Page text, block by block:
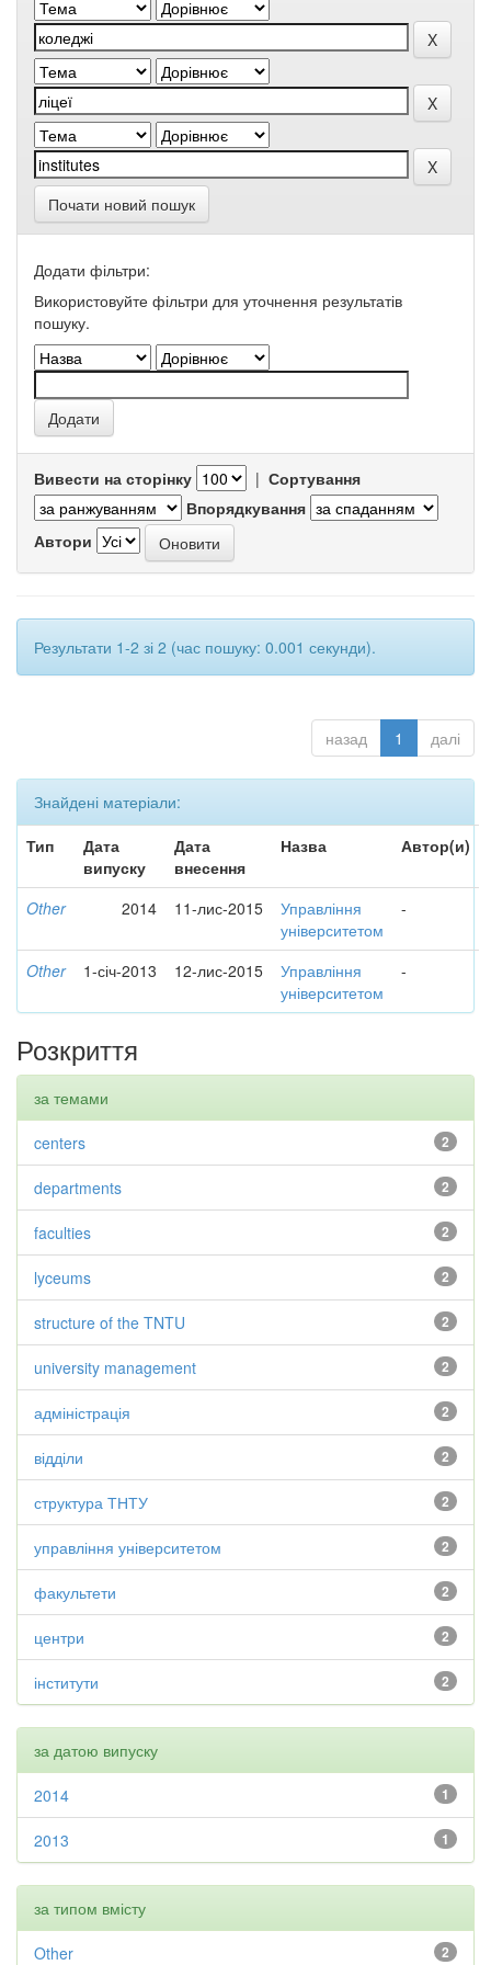
Почати новий пошук
Додати фільтри:
Використовуйте фільтри для уточнення результатів
пошуку.
Вивести на сторінку | Сортування
Впорядкування
Автори
Результати 1-2 зі 2 (час пошуку: 0.001 секунди).
назад 1 далі
Знайдені матеріали:
Тип
Дата
випуску
Дата
внесення
Назва Автор(и)
Other 2014 11-лис-2015
Управління
університетом
-
Other 1-січ-2013 12-лис-2015
Управління
університетом
-
Розкриття
за темами
2
centers
2
departments
2
faculties
2
lyceums
2
structure of the TNTU
2
university management
2
адміністрація
2
відділи
2
структура ТНТУ
2
управління університетом
2
факультети
2
центри
2
інститути
за датою випуску
1
2014
1
2013
за типом вмісту
2
Other